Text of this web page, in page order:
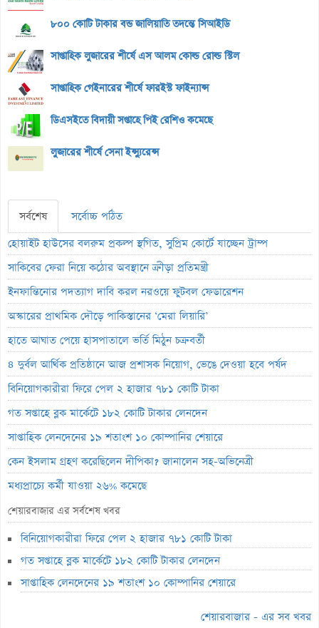
৮০০ কোটি টাকার বন্ড জালিয়াতি তদন্তে সিআইডি
সাপ্তাহিক লুজারের শীর্ষে এস আলম কোল্ড রোল্ড স্টিল
সাপ্তাহিক গেইনারের শীর্ষে ফারইস্ট ফাইন্যান্স
ডিএসইতে বিদায়ী সপ্তাহে পিই রেশিও কমেছে
লুজারের শীর্ষে সেনা ইন্স্যুরেন্স
সর্বশেষ
সর্বোচ্চ পঠিত
হোয়াইট হাউসের বলরুম প্রকল্প স্থগিত, সুপ্রিম কোর্টে যাচ্ছেন ট্রাম্প
সাকিবের ফেরা নিয়ে কঠোর অবস্থানে ক্রীড়া প্রতিমন্ত্রী
ইনফান্তিনোর পদত্যাগ দাবি করল নরওয়ে ফুটবল ফেডারেশন
অস্কারের প্রাথমিক দৌড়ে পাকিস্তানের ‘মেরা লিয়ারি’
হাতে আঘাত পেয়ে হাসপাতালে ভর্তি মিঠুন চক্রবর্তী
৪ দুর্বল আর্থিক প্রতিষ্ঠানে আজ প্রশাসক নিয়োগ, ভেঙে দেওয়া হবে পর্ষদ
বিনিয়োগকারীরা ফিরে পেল ২ হাজার ৭৮১ কোটি টাকা
গত সপ্তাহে ব্লক মার্কেটে ১৮২ কোটি টাকার লেনদেন
সাপ্তাহিক লেনদেনের ১৯ শতাংশ ১০ কোম্পানির শেয়ারে
কেন ইসলাম গ্রহণ করেছিলেন দীপিকা? জানালেন সহ-অভিনেত্রী
মধ্যপ্রাচ্যে কর্মী যাওয়া ২৬% কমেছে
স্বর্ণ খাতকে আনুষ্ঠানিক শিল্পে আনতে নতুন নীতিমালা
এসআইবিএল থেকেও প্রশাসক প্রত্যাহার
৮০০ কোটি টাকার বন্ড জালিয়াতি তদন্তে সিআইডি
সাপ্তাহিক লুজারের শীর্ষে এস আলম কোল্ড রোল্ড স্টিল
শেয়ারবাজার এর সর্বশেষ খবর
বিনিয়োগকারীরা ফিরে পেল ২ হাজার ৭৮১ কোটি টাকা
গত সপ্তাহে ব্লক মার্কেটে ১৮২ কোটি টাকার লেনদেন
সাপ্তাহিক লেনদেনের ১৯ শতাংশ ১০ কোম্পানির শেয়ারে
শেয়ারবাজার - এর সব খবর